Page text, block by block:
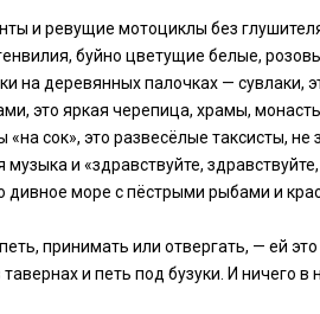
и ревущие мотоциклы без
буйно цветущие белые,
на деревянных палочках — сувлаки,
это яркая черепица, храмы,
сок», это развесёлые таксисты,
и «здравствуйте,
дивное море с пёстрыми рыбами и
принимать или отвергать, — ей
и петь под бузуки. И ничего